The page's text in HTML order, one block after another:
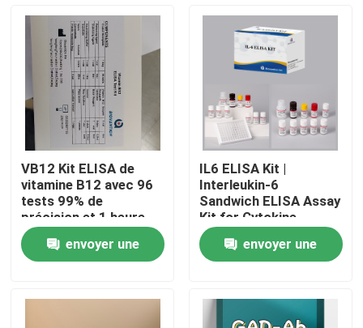
Maison
VB12 Kit ELISA de
vitamine B12 avec 96
tests 99% de
précision et 1 heure
de temps d'essai pour
la recherche sur la
carence en vitamines
envoyer une
IL6 ELISA Kit |
Interleukin-6
Sandwich ELISA Assay
Kit for Cytokine
Quantitative Detection
in Biological Samples,
Serum, Plasma, Cell
envoyer une